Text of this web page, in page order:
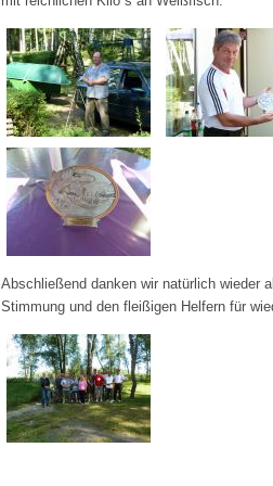
Abschließend danken wir natürlich wieder
Stimmung und den fleißigen Helfern für